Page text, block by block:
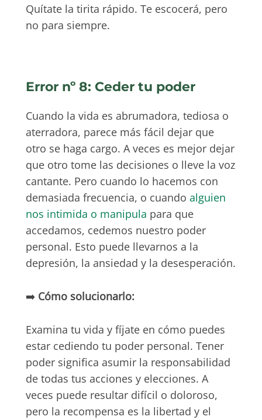
Quítate la tirita rápido. Te escocerá, pero
no para siempre.
Error nº 8: Ceder tu poder
Cuando la vida es abrumadora, tediosa o
aterradora, parece más fácil dejar que
otro se haga cargo. A veces es mejor dejar
que otro tome las decisiones o lleve la voz
cantante. Pero cuando lo hacemos con
demasiada frecuencia, o cuando alguien
nos intimida o manipula para que
accedamos, cedemos nuestro poder
personal. Esto puede llevarnos a la
depresión, la ansiedad y la desesperación.
➡️ Cómo solucionarlo:
Examina tu vida y fíjate en cómo puedes
estar cediendo tu poder personal. Tener
poder significa asumir la responsabilidad
de todas tus acciones y elecciones. A
veces puede resultar difícil o doloroso,
pero la recompensa es la libertad y el